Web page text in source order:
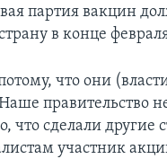
партия вакцин
в конце
что они
правительство
что сделали
участник